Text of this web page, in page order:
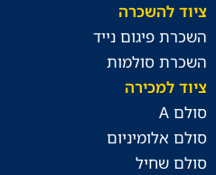
ציוד להשכרה
השכרת פיגום נייד
השכרת סולמות
ציוד למכירה
סולם A
סולם אלומיניום
סולם שחיל